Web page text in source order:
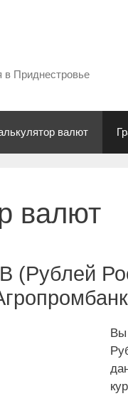
в Приднестровье
валют
валют
(Рублей
Вы